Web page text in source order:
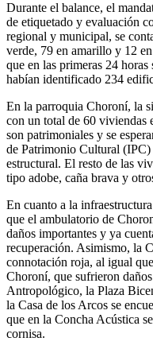
Durante el balance, el
de etiquetado y evaluación
regional y municipal, se
verde, 79 en amarillo y 12
que en las primeras 24
habían identificado 234
En la parroquia Choroní, la
con un total de 60 viviendas
son patrimoniales y se
de Patrimonio Cultural
estructural. El resto de las
tipo adobe, caña brava y
En cuanto a la
que el ambulatorio de
daños importantes y ya
recuperación. Asimismo, la
connotación roja, al igual
Choroní, que sufrieron
Antropológico, la Plaza
la Casa de los Arcos se
que en la Concha Acústica
cornisa.